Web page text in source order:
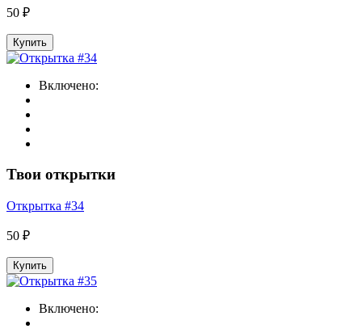
50 ₽
Купить
Включено:
Твои открытки
Открытка #34
50 ₽
Купить
Включено: